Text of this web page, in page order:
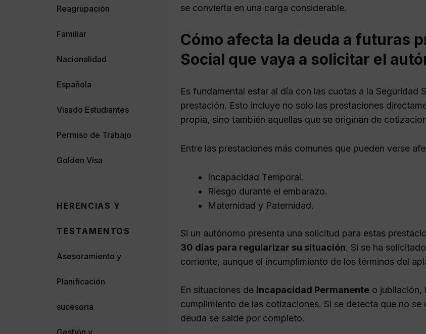
se convierta en una carga considerable.
Cómo afecta la deuda a futuras
Social que vaya a solicitar el
Es fundamental estar al día con las cuotas a la
prestación. Esto incluye no solo las prestaciones
propia, sino también aquellas que se originan de
Entre las prestaciones más comunes que pueden verse
Incapacidad Temporal.
Riesgo durante el embarazo.
Maternidad y Paternidad.
Si un autónomo presenta una solicitud para estas
30 días para regularizar su situación. Si se ha
corriente, aunque el incumplimiento de los términos del
En situaciones de Incapacidad Permanente o jubilación,
cumplimiento de las cotizaciones. Si se detecta que no
deuda se salde por completo.
Reagrupación
Familiar
Nacionalidad
Española
Visado Estudiantes
Permiso de Trabajo
Golden Visa
HERENCIAS Y
TESTAMENTOS
Asesoramiento y
Planificación
sucesoria
Gestión y